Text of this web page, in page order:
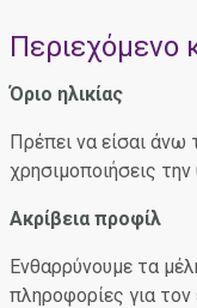
Περιεχόμενο
Όριο ηλικίας
Πρέπει να είσαι άνω
χρησιμοποιήσεις
Ακρίβεια προφίλ
Ενθαρρύνουμε τα
πληροφορίες για